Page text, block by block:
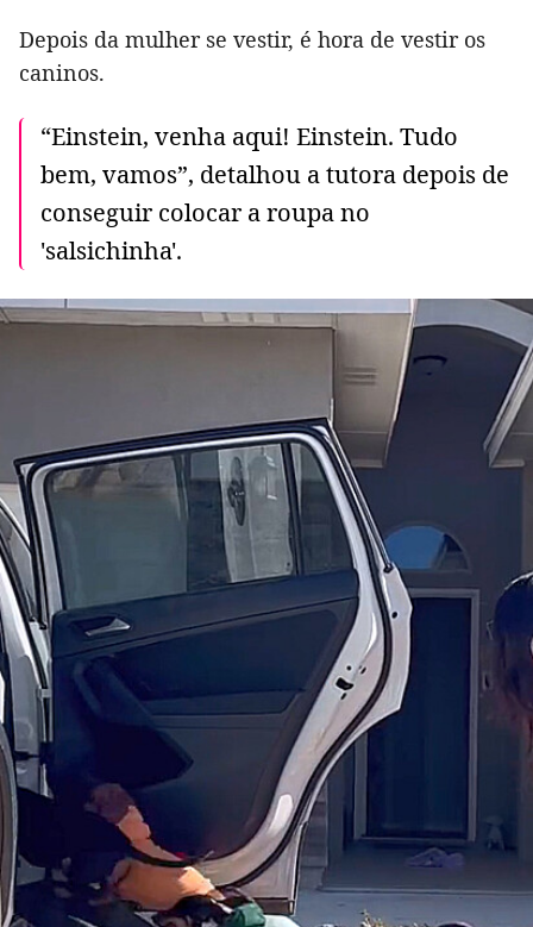
Depois da mulher se vestir, é hora de vestir os
caninos.
“Einstein, venha aqui! Einstein. Tudo
bem, vamos”, detalhou a tutora depois de
conseguir colocar a roupa no
'salsichinha'.